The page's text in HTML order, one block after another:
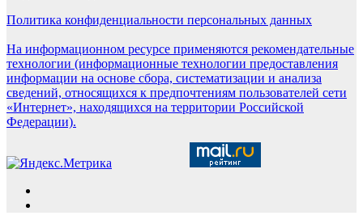
Политика конфиденциальности персональных данных
На информационном ресурсе применяются рекомендательные
технологии (информационные технологии предоставления
информации на основе сбора, систематизации и анализа
сведений, относящихся к предпочтениям пользователей сети
«Интернет», находящихся на территории Российской
Федерации).